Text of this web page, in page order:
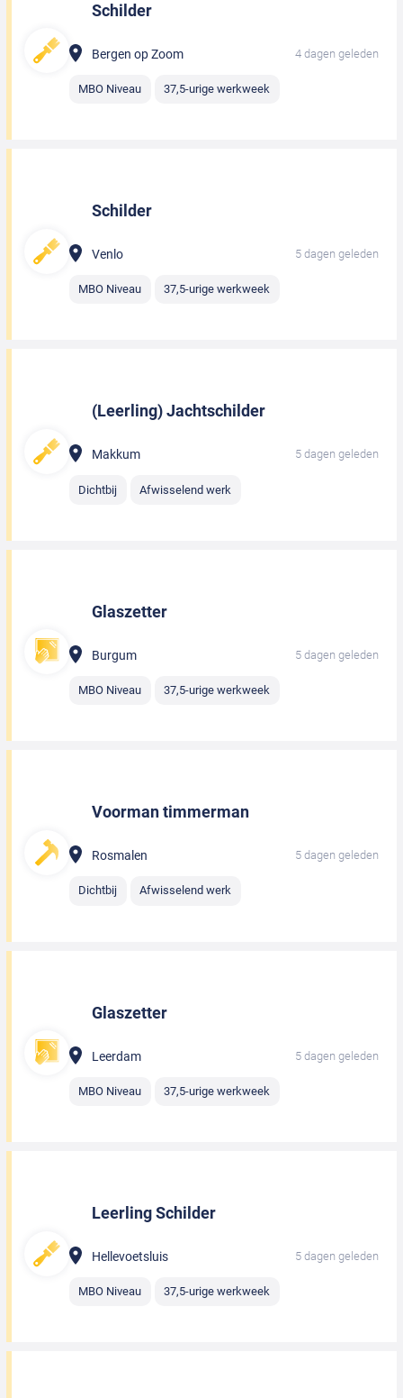
Schilder
Bergen op Zoom 4 dagen geleden
MBO Niveau 37,5-urige werkweek
Schilder
Venlo 5 dagen geleden
MBO Niveau 37,5-urige werkweek
(Leerling) Jachtschilder
Makkum 5 dagen geleden
Dichtbij Afwisselend werk
Glaszetter
Burgum 5 dagen geleden
MBO Niveau 37,5-urige werkweek
Voorman timmerman
Rosmalen 5 dagen geleden
Dichtbij Afwisselend werk
Glaszetter
Leerdam 5 dagen geleden
MBO Niveau 37,5-urige werkweek
Leerling Schilder
Hellevoetsluis 5 dagen geleden
MBO Niveau 37,5-urige werkweek